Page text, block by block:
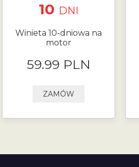
10 DNI
Winieta 10-dniowa na
motor
59.99 PLN
ZAMÓW